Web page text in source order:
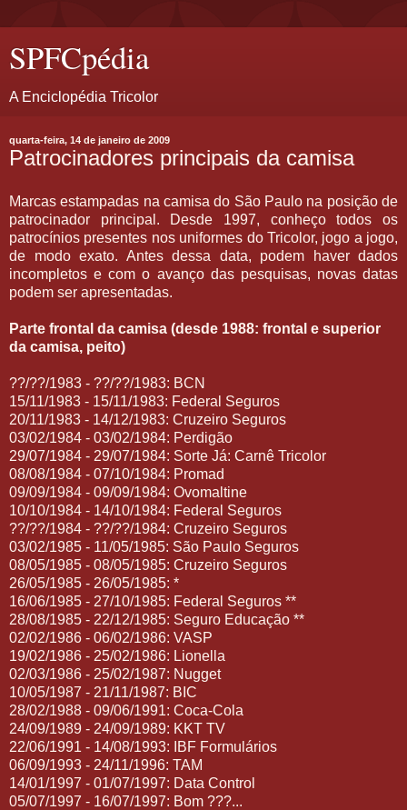
SPFCpédia
A Enciclopédia Tricolor
quarta-feira, 14 de janeiro de 2009
Patrocinadores principais da camisa
Marcas estampadas na camisa do São Paulo na posição de
patrocinador principal. Desde 1997, conheço todos os
patrocínios presentes nos uniformes do Tricolor, jogo a jogo,
de modo exato. Antes dessa data, podem haver dados
incompletos e com o avanço das pesquisas, novas datas
podem ser apresentadas.
Parte frontal da camisa (desde 1988: frontal e superior
da camisa, peito)
??/??/1983 - ??/??/1983: BCN
15/11/1983 - 15/11/1983: Federal Seguros
20/11/1983 - 14/12/1983: Cruzeiro Seguros
03/02/1984 - 03/02/1984: Perdigão
29/07/1984 - 29/07/1984: Sorte Já: Carnê Tricolor
08/08/1984 - 07/10/1984: Promad
09/09/1984 - 09/09/1984: Ovomaltine
10/10/1984 - 14/10/1984: Federal Seguros
??/??/1984 - ??/??/1984: Cruzeiro Seguros
03/02/1985 - 11/05/1985: São Paulo Seguros
08/05/1985 - 08/05/1985: Cruzeiro Seguros
26/05/1985 - 26/05/1985: *
16/06/1985 - 27/10/1985: Federal Seguros **
28/08/1985 - 22/12/1985: Seguro Educação **
02/02/1986 - 06/02/1986: VASP
19/02/1986 - 25/02/1986: Lionella
02/03/1986 - 25/02/1987: Nugget
10/05/1987 - 21/11/1987: BIC
28/02/1988 - 09/06/1991: Coca-Cola
24/09/1989 - 24/09/1989: KKT TV
22/06/1991 - 14/08/1993: IBF Formulários
06/09/1993 - 24/11/1996: TAM
14/01/1997 - 01/07/1997: Data Control
05/07/1997 - 16/07/1997: Bom ???...